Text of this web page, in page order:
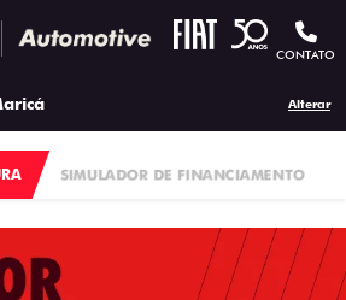
CONTATO
Alterar
SIMULADOR DE FINANCIAMENTO